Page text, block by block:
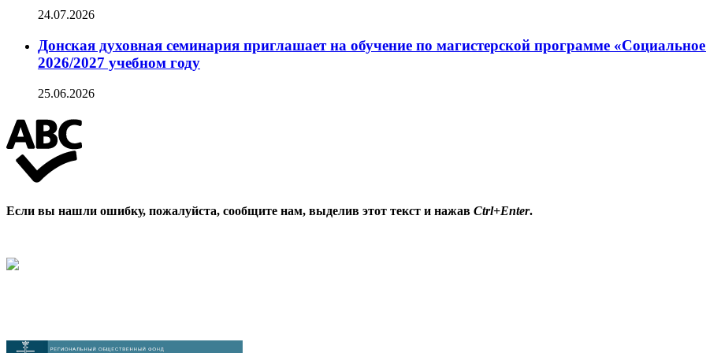
24.07.2026
Донская духовная семинария приглашает на обучение по магистерской программе
2026/2027 учебном году
25.06.2026
Если вы нашли ошибку, пожалуйста, сообщите нам, выделив этот текст и нажав Ctrl+Enter.